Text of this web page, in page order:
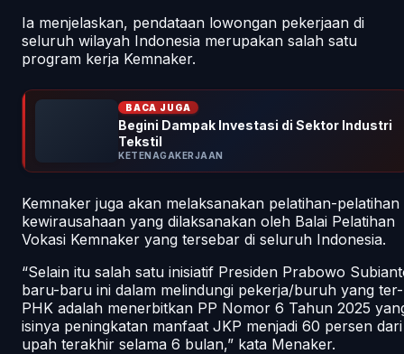
Ia menjelaskan, pendataan lowongan pekerjaan di
seluruh wilayah Indonesia merupakan salah satu
program kerja Kemnaker.
BACA JUGA
Begini Dampak Investasi di Sektor Industri
Tekstil
KETENAGAKERJAAN
Kemnaker juga akan melaksanakan pelatihan-pelatihan
kewirausahaan yang dilaksanakan oleh Balai Pelatihan
Vokasi Kemnaker yang tersebar di seluruh Indonesia.
“Selain itu salah satu inisiatif Presiden Prabowo
baru-baru ini dalam melindungi pekerja/buruh yang ter-
PHK adalah menerbitkan PP Nomor 6 Tahun 2025
isinya peningkatan manfaat JKP menjadi 60 persen dari
upah terakhir selama 6 bulan,” kata Menaker.